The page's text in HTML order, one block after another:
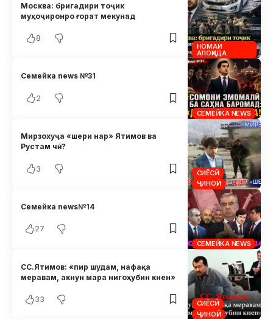
НОМАИ
АЛОҲИДА
Москва: бригадири тоҷик
муҳоҷиронро ғорат мекунад
8
СЕМЕЙКА NEWS
Семейка news №31
2
СИЁСӢ
ҶИНОӢ
Мирзохуҷа «шери нар» Ятимов ва
Рустам чӣ?
3
СЕМЕЙКА NEWS
Семейка news№14
27
СИЁСӢ
ҶИНОӢ
СС.Ятимов: «пир шудам, нафақа
меравам, акнун мара нигоҳубин кнен»
33